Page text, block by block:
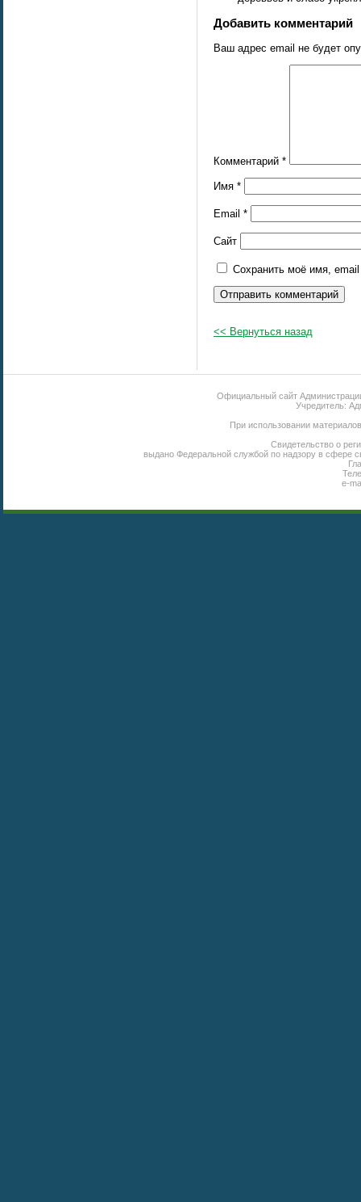
Добавить комментарий
Ваш адрес email не будет
Комментарий *
Имя *
Email *
Сайт
Сохранить моё имя,
<< Вернуться назад
Официальный сайт
Учредитель:
При использовании
Свидетельство о
выдано Федеральной службой по надзору в сфере
e-